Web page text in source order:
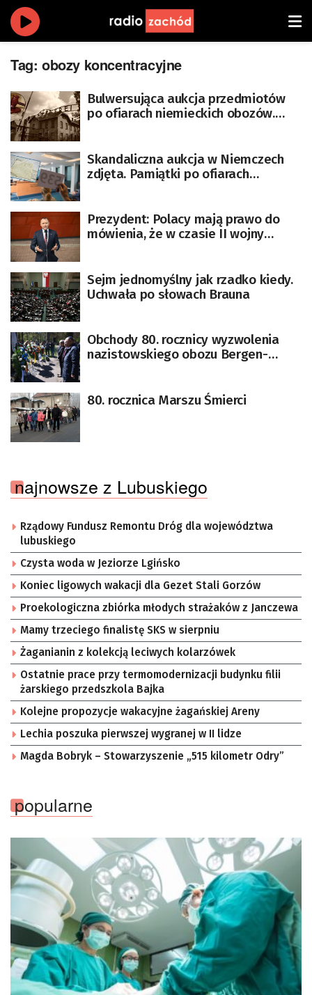
Tag: obozy koncentracyjne
Bulwersująca aukcja przedmiotów
po ofiarach niemieckich obozów.
Skandaliczna aukcja w Niemczech
zdjęta. Pamiątki po ofiarach
Prezydent: Polacy mają prawo do
mówienia, że w czasie II wojny
Sejm jednomyślny jak rzadko kiedy.
Uchwała po słowach Brauna
Obchody 80. rocznicy wyzwolenia
nazistowskiego obozu Bergen-
80. rocznica Marszu Śmierci
najnowsze z Lubuskiego
Rządowy Fundusz Remontu Dróg dla województwa
lubuskiego
Czysta woda w Jeziorze Lgińsko
Koniec ligowych wakacji dla Gezet Stali Gorzów
Proekologiczna zbiórka młodych strażaków z Janczewa
Mamy trzeciego finalistę SKS w sierpniu
Żaganianin z kolekcją leciwych kolarzówek
Ostatnie prace przy termomodernizacji budynku filii
żarskiego przedszkola Bajka
Kolejne propozycje wakacyjne żagańskiej Areny
Lechia poszuka pierwszej wygranej w II lidze
Magda Bobryk – Stowarzyszenie „515 kilometr Odry”
popularne